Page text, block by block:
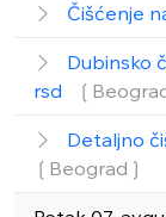
Čišćenje
Dubinsko
rsd
Detaljno
❲Beograd❳